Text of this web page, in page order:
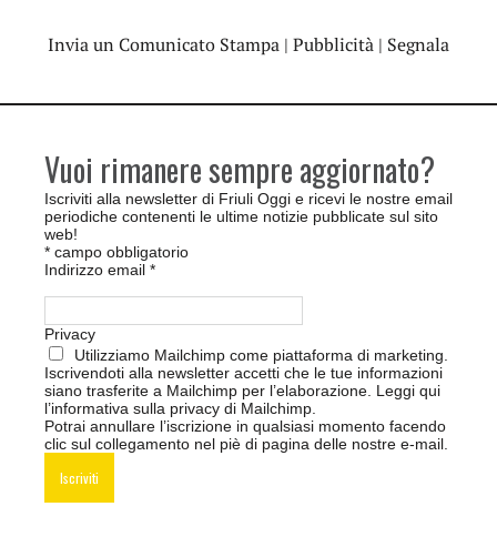
Invia un Comunicato Stampa | Pubblicità | Segnala
Vuoi rimanere sempre aggiornato?
Iscriviti alla newsletter di Friuli Oggi e ricevi le nostre email
periodiche contenenti le ultime notizie pubblicate sul sito
web!
* campo obbligatorio
Indirizzo email *
Privacy
Utilizziamo Mailchimp come piattaforma di marketing.
Iscrivendoti alla newsletter accetti che le tue informazioni
siano trasferite a Mailchimp per l’elaborazione. Leggi qui
l’informativa sulla privacy di Mailchimp
Potrai annullare l’iscrizione in qualsiasi momento facendo
clic sul collegamento nel piè di pagina delle nostre e-mail.